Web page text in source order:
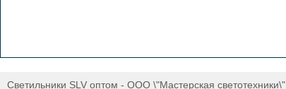
Светильники SLV оптом - ООО \"Мастерская светотехники\".